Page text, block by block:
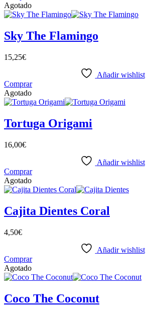
Agotado
Sky The Flamingo
15,25€
Añadir wishlist
Comprar
Agotado
Tortuga Origami
16,00€
Añadir wishlist
Comprar
Agotado
Cajita Dientes Coral
4,50€
Añadir wishlist
Comprar
Agotado
Coco The Coconut